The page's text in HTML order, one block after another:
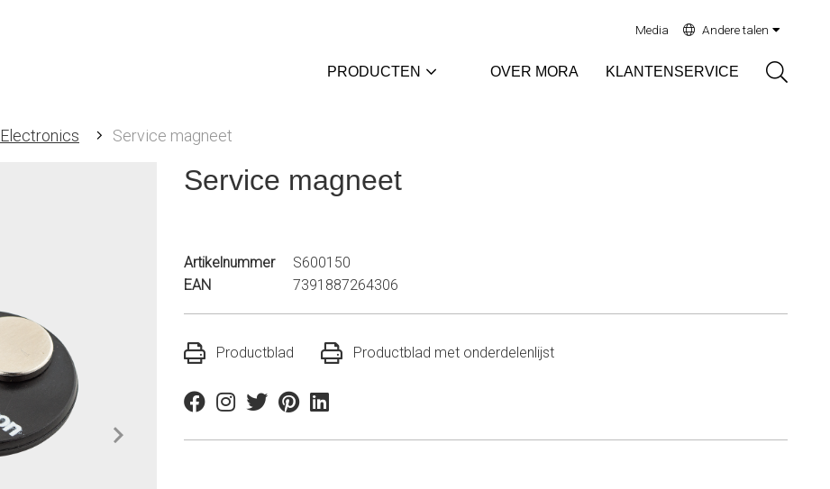
Media Andere talen
PRODUCTEN OVER MORA KLANTENSERVICE
Electronics Service magneet
Service magneet
Artikelnummer
S600150
EAN
7391887264306
Productblad Productblad met onderdelenlijst
FacebookInstagram
TwitterPinterestLinkedin